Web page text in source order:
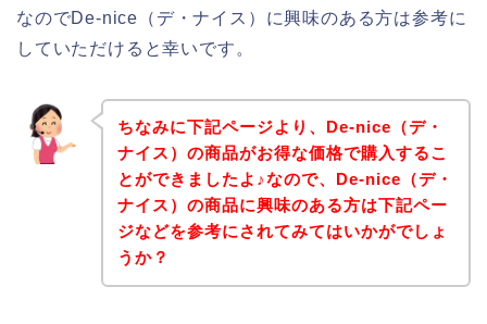
なのでDe-nice（デ・ナイス）に興味のある方は参考に
していただけると幸いです。
ちなみに下記ページより、De-nice（デ・
ナイス）の商品がお得な価格で購入するこ
とができましたよ♪なので、De-nice（デ・
ナイス）の商品に興味のある方は下記ペー
ジなどを参考にされてみてはいかがでしょ
うか？